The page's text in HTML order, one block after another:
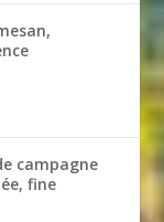
campagne
fine